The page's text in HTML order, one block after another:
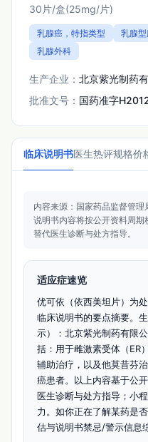
30片/盒(25mg/片)
乳腺癌，特指类型 乳腺
乳腺外科
生产企业： 北京紫光制药
批准文号： 国药准字
临床说明书医生热评规格价
内容来源：国家药品监督管理
说明书内容将按公开资料周期
替代医生诊断与处方指导。
适应症速览
优可依（依西美坦片）为
临床说明书的要点摘要。
示）：北京紫光制药有限
括：用于雌激素受体（ER
辅助治疗，以及他莫昔芬
癌患者。以上内容基于公
医生诊断与处方指导；小
力。如你正在了解某药是
估与说明书禁忌/警示信息